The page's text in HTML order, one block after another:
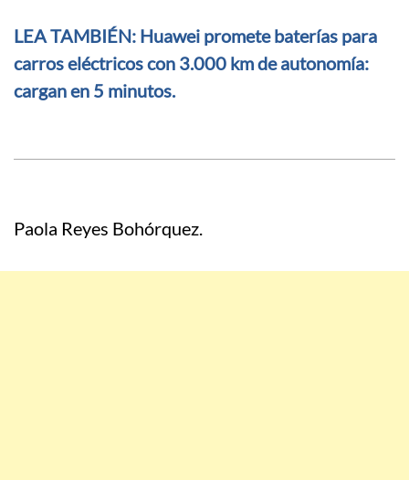
LEA TAMBIÉN: Huawei promete baterías para
carros eléctricos con 3.000 km de autonomía:
cargan en 5 minutos.
Paola Reyes Bohórquez.